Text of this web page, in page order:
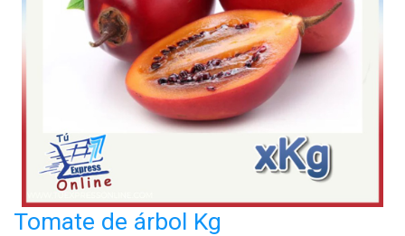
Tomate de árbol Kg